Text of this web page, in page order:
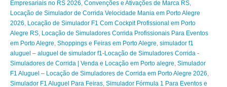
Empresariais no RS 2026 Convenções e Ativações de Marca RS
Locação de Simulador de Corrida Velocidade Mania em Porto Alegre
2026
Locação de Simulador F1 Com Cockpit Profissional em Porto
Alegre RS Locação de Simuladores Corrida Profissionais Para Eventos
em Porto Alegre Shoppings e Feiras em Porto Alegre simulador f1
aluguel – aluguel de simulador f1-Locação de Simuladores Corrida -
Simuladores de Corrida | Venda e Locação em Porto alegre Simulador
F1 Aluguel – Locação de Simuladores de Corrida em Porto Alegre 2026
Simulador F1 Aluguel Para Feiras Simulador Fórmula 1 Para Eventos e